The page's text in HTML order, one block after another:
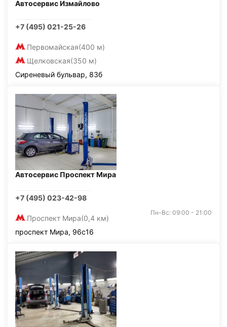
Автосервис Измайлово
+7 (495) 021-25-26
Первомайская(400 м)
Щелковская(350 м)
Сиреневый бульвар, 83б
Автосервис Проспект Мира
+7 (495) 023-42-98
Проспект Мира(0,4 км)
Пн-Вс: 09:00 - 21:00
проспект Мира, 96с16